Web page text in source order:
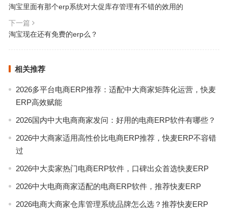
淘宝里面有那个erp系统对大促库存管理有不错的效用的
下一篇
淘宝现在还有免费的erp么？
相关推荐
2026多平台电商ERP推荐：适配中大商家矩阵化运营，快麦
ERP高效赋能
2026国内中大电商商家发问：好用的电商ERP软件有哪些？
2026中大商家适用高性价比电商ERP推荐，快麦ERP不容错
过
2026中大卖家热门电商ERP软件，口碑出众首选快麦ERP
2026中大电商商家适配的电商ERP软件，推荐快麦ERP
2026电商大商家仓库管理系统品牌怎么选？推荐快麦ERP